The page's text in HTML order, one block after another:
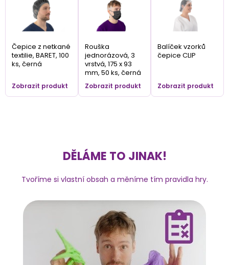
Čepice z netkané
textilie, BARET, 100
ks, černá
Zobrazit produkt
Rouška
jednorázová, 3
vrstvá, 175 x 93
mm, 50 ks, černá
Zobrazit produkt
Balíček vzorků
čepice CLIP
Zobrazit produkt
DĚLÁME TO JINAK!
Tvoříme si vlastní obsah a měníme tím pravidla hry.